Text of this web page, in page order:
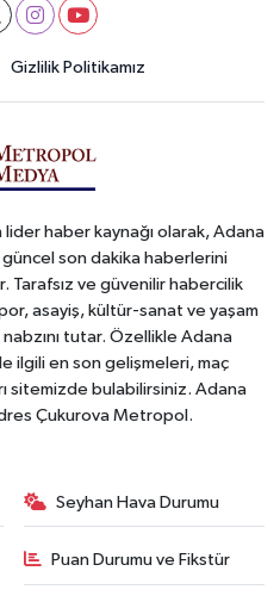
Gizlilik Politikamız
haber kaynağı olarak, Adana
son dakika haberlerini
Tarafsız ve güvenilir habercilik
asayiş, kültür-sanat ve yaşam
tutar. Özellikle Adana
ilgili en son gelişmeleri, maç
sitemizde bulabilirsiniz. Adana
Çukurova Metropol.
Seyhan Hava Durumu
Puan Durumu ve Fikstür